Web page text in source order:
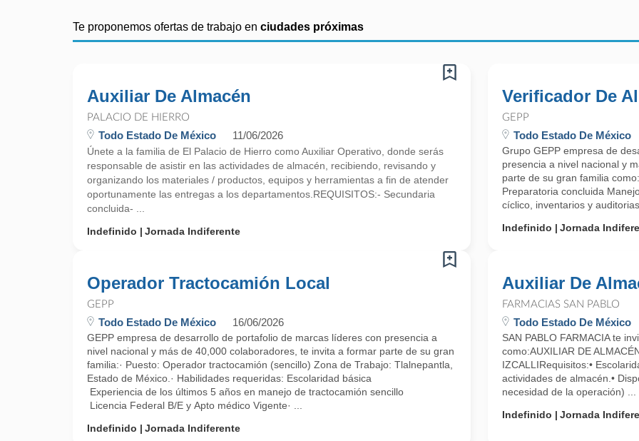
Te proponemos ofertas de trabajo en ciudades próximas
Auxiliar De Almacén
PALACIO DE HIERRO
Todo Estado De México 11/06/2026
Únete a la familia de El Palacio de Hierro como Auxiliar Operativo, donde serás
responsable de asistir en las actividades de almacén, recibiendo, revisando y
organizando los materiales / productos, equipos y herramientas a fin de atender
oportunamente las entregas a los departamentos.REQUISITOS:- Secundaria
concluida- ...
Indefinido
Jornada Indiferente
Verificador De
GEPP
Todo Estado De México
Grupo GEPP empresa de
presencia a nivel nacional y
parte de su gran familia
Preparatoria concluida
cíclico, inventarios y
Indefinido
Jornada
Operador Tractocamión Local
GEPP
Todo Estado De México 16/06/2026
GEPP empresa de desarrollo de portafolio de marcas líderes con presencia a
nivel nacional y más de 40,000 colaboradores, te invita a formar parte de su gran
familia:· Puesto: Operador tractocamión (sencillo) Zona de Trabajo: Tlalnepantla,
Estado de México.· Habilidades requeridas: Escolaridad básica
Experiencia de los últimos 5 años en manejo de tractocamión sencillo
Licencia Federal B/E y Apto médico Vigente· ...
Indefinido
Jornada Indiferente
Auxiliar De
FARMACIAS SAN PABLO
Todo Estado De México
SAN PABLO FARMACIA te
como:AUXILIAR DE
IZCALLIRequisitos:•
actividades de almacén.•
necesidad de la operación) ...
Indefinido
Jornada